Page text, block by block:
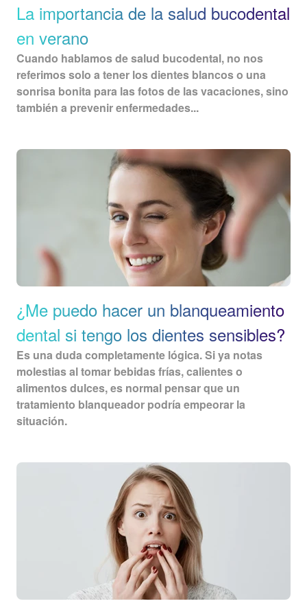
La importancia de la salud bucodental
en verano
Cuando hablamos desalud bucodental, no nos
referimos solo a tener los dientes blancos o una
sonrisa bonita para las fotos de las vacaciones, sino
también a prevenir enfermedades...
¿Me puedo hacer un blanqueamiento
dental si tengo los dientes sensibles?
Es una duda completamente lógica. Si ya notas
molestias al tomar bebidas frías, calientes o
alimentos dulces, es normal pensar que un
tratamiento blanqueador podría empeorar la
situación.